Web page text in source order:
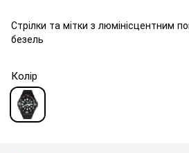
Стрілки та мітки з люмінісцентним
безель
Колір